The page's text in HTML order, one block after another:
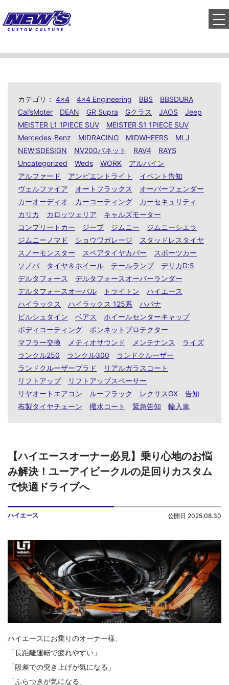
カテゴリ： 4x4 4x4 Engineering BBS
BBSDURA
Cal’sMoter
DEAN GR Supra Gクラス JAOS
Jeep
MEISTER L1 1PIECE SUV
MEISTER S1 1PIECE SUV
Mercedes-Benz
MIDRACING MIDWHEERS
MLJ
NEW‘SDESIGN
NV200バネット RAV4
RAYS
Uncategorized
Weds WORK
アルパイン
アルファード
アンビエントライト
イベント告知
ヴェルファイア
オートフラックス
オーバーフェンダー
カーオーディオ
カーコーティング
カーセキュリティ
カリカ
カロッツェリア
キャルズモーター
コンプリートカー
ジープ ジムニー
ジムニーシエラ
ジムニーノマド
ショウワガレージ
スタッドレスタイヤ
スノーモンスター
スペアタイヤカバー
スポーツカー
ソノバ
タイヤ＆ホイール テールランプ
デリカD:5
デルタフォース
デルタフォースオーバーランダー
デルタフォースオーバル
トライトン
ハイエース
ハイラックス
ハイラックス 125系
ハバナ
ビルシュタイン
ベアス
ホイールセンターキャップ
ボディコーティング
ボンネットプロテクター
マフラー交換
メティオサウンド メンテナンス
ライズ
ランクル250
ランクル300
ランドクルーザー
ランドクルーザープラド
リアルガラスコート
リフトアップ
リフトアップスペーサー
リヤオートエアコン
ルーフラック レクサスGX
告知
布製タイヤチェーン
撥水コート 緊急告知 輸入車
【ハイエースオーナー必見】乗り心地のお悩
み解決！ユーアイビークルの足回りカスタム
で快適ドライブへ
ハイエース 公開日 2025.08.30
ハイエースにお乗りのオーナー様、
「長距離運転で疲れやすい」
「段差での突き上げが気になる」
「ふらつきが気になる」